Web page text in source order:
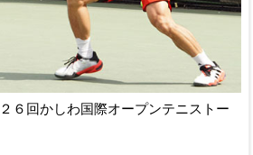
６回かしわ国際オープンテニストー